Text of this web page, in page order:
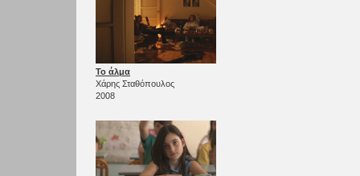
Το άλμα
Χάρης Σταθόπουλος
2008